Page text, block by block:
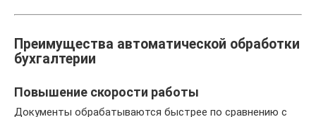
Преимущества автоматической обработки
бухгалтерии
Повышение скорости работы
Документы обрабатываются быстрее по сравнению с